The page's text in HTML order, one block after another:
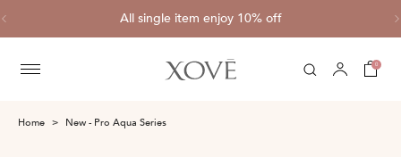
All single item enjoy 10% off
0
Home New - Pro Aqua Series